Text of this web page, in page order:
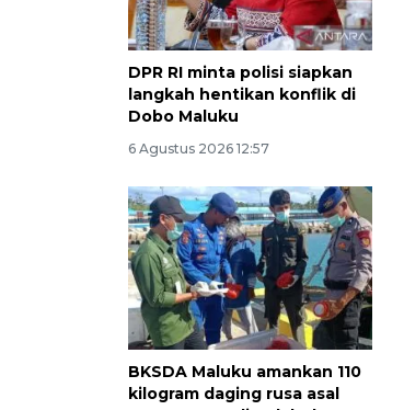
DPR RI minta polisi siapkan
langkah hentikan konflik di
Dobo Maluku
6 Agustus 2026 12:57
BKSDA Maluku amankan 110
kilogram daging rusa asal